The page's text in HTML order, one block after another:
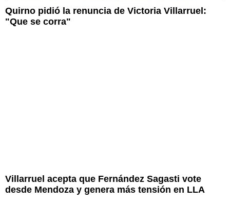
Quirno pidió la renuncia de Victoria Villarruel:
"Que se corra"
Villarruel acepta que Fernández Sagasti vote
desde Mendoza y genera más tensión en LLA